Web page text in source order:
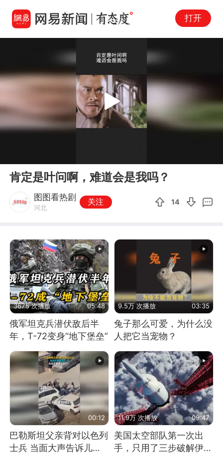
打开
Play
肯定是叶问啊，难道会是我吗？
图图看热剧
河北
关注 14
3675 次播放 05:48
俄军坦克兵潜伏敌后半
年，T-72变身“地下堡垒”
9.5万 次播放 03:35
兔子那么可爱，为什么没
人把它当宠物？
00:12
巴勒斯坦父亲背对以色列
士兵 当面大声告诉儿
11.9万 次播放 09:47
美国太空部队第一次出
手，只用了三步破解伊朗